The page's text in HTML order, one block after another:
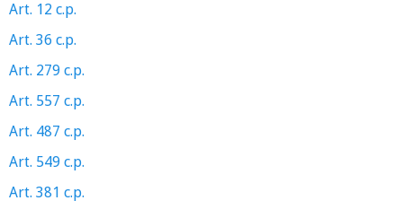
Art. 12 c.p.
Art. 36 c.p.
Art. 279 c.p.
Art. 557 c.p.
Art. 487 c.p.
Art. 549 c.p.
Art. 381 c.p.